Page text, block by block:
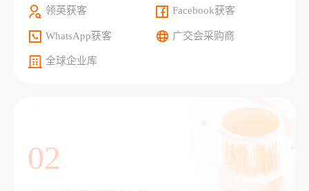
领英获客 Facebook获客
WhatsApp获客 广交会采购商
全球企业库
02